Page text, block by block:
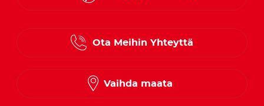
Norwegian
Ota Meihin Yhteyttä
Vaihda maata